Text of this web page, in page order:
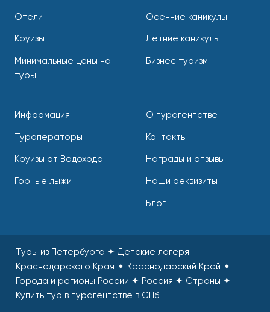
Отели
Круизы
Минимальные цены на
туры
Осенние каникулы
Летние каникулы
Бизнес туризм
Информация
Туроператоры
Круизы от Водохода
Горные лыжи
О турагентстве
Контакты
Награды и отзывы
Наши реквизиты
Блог
Туры из Петербурга ✦ Детские лагеря
Краснодарского Края ✦ Краснодарский Край ✦
Города и регионы России ✦ Россия ✦ Страны ✦
Купить тур в турагентстве в СПб